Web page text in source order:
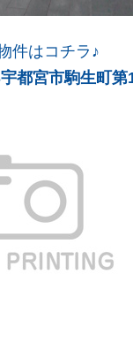
件はコチラ♪
都宮市駒生町